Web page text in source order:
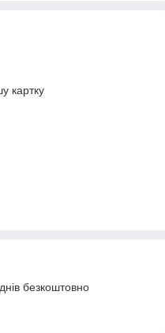
картку
безкоштовно